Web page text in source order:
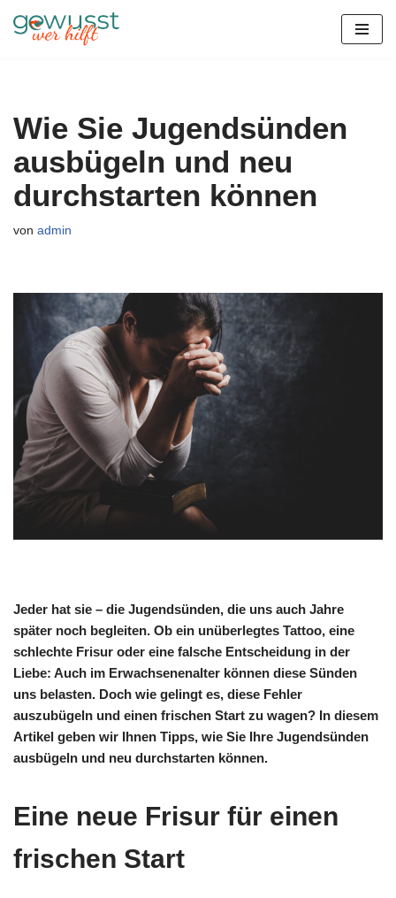
Wie Sie Jugendsünden
ausbügeln und neu
durchstarten können
von admin
Jeder hat sie – die Jugendsünden, die uns auch Jahre
später noch begleiten. Ob ein unüberlegtes Tattoo, eine
schlechte Frisur oder eine falsche Entscheidung in der
Liebe: Auch im Erwachsenenalter können diese Sünden
uns belasten. Doch wie gelingt es, diese Fehler
auszubügeln und einen frischen Start zu wagen? In diesem
Artikel geben wir Ihnen Tipps, wie Sie Ihre Jugendsünden
ausbügeln und neu durchstarten können.
Eine neue Frisur für einen
frischen Start